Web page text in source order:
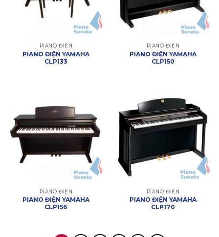
PIANO ĐIỆN
PIANO ĐIỆN YAMAHA
CLP133
PIANO ĐIỆN
PIANO ĐIỆN YAMAHA
CLP150
PIANO ĐIỆN
PIANO ĐIỆN YAMAHA
CLP156
PIANO ĐIỆN
PIANO ĐIỆN YAMAHA
CLP170